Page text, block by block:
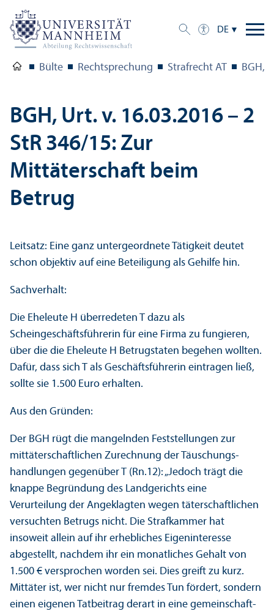
DE
Bülte Rechts­prechung Strafrecht AT BGH,
BGH, Urt. v. 16.03.2016 – 2
StR 346/15: Zur
Mittäterschaft beim
Betrug
Leitsatz: Eine ganz unter­geordnete Tätigkeit deutet
schon objektiv auf eine Beteiligung als Gehilfe hin.
Sachverhalt:
Die Eheleute H überredeten T dazu als
Scheingeschäfts­führerin für eine Firma zu fungieren,
über die die Eheleute H Betrugstaten begehen wollten.
Dafür, dass sich T als Geschäfts­führerin eintragen ließ,
sollte sie 1.500 Euro erhalten.
Aus den Gründen:
Der BGH rügt die mangelnden Feststellungen zur
mittäterschaft­lichen Zurechnung der Täuschungs­
handlungen gegenüber T (Rn.12): „Jedoch trägt die
knappe Begründung des Landgerichts eine
Verurteilung der Angeklagten wegen täterschaft­lichen
versuchten Betrugs nicht. Die Strafkammer hat
insoweit allein auf ihr erhebliches Eigeninteresse
abgestellt, nachdem ihr ein monatliches Gehalt von
1.500 € versprochen worden sei. Dies greift zu kurz.
Mittäter ist, wer nicht nur fremdes Tun fördert, sondern
einen eigenen Tatbeitrag derart in eine gemeinschaft­